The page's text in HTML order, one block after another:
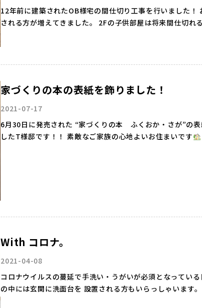
12年前に建築されたOB様宅の間仕切り工事を行いました！
される方が増えてきました。 2Fの子供部屋は将来間仕切れ
家づくりの本の表紙を飾りました！
2021-07-17
6月30日に発売された “家づくりの本 ふくおか・さが”の
したT様邸です！！ 素敵なご家族の心地よいお住まいです
With コロナ。
2021-04-08
コロナウイルスの蔓延で手洗い・うがいが必須となってい
の中には玄関に洗面台を 設置される方もいらっしゃいます。 帰ったらまず手洗い！！ 玄関ででき